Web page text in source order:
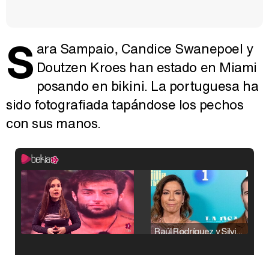
S ara Sampaio, Candice Swanepoel y
Doutzen Kroes han estado en Miami
posando en bikini. La portuguesa ha
sido fotografiada tapándose los pechos
con sus manos.
Raúl Rodríguez y Silvia Taulés nos cuentan su papel en 'La familia de la tele'